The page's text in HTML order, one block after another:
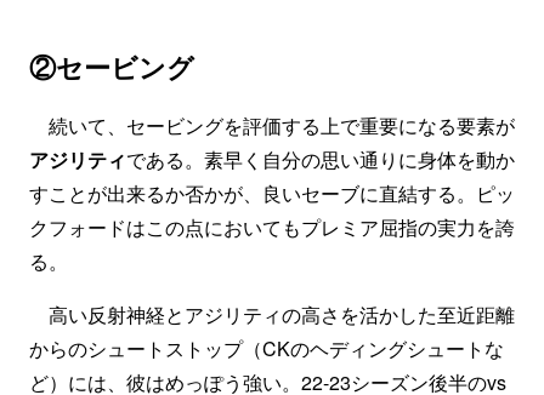
②セービング
続いて、セービングを評価する上で重要になる要素が
アジリティである。素早く自分の思い通りに身体を動か
すことが出来るか否かが、良いセーブに直結する。ピッ
クフォードはこの点においてもプレミア屈指の実力を誇
る。
高い反射神経とアジリティの高さを活かした至近距離
からのシュートストップ（CKのヘディングシュートな
ど）には、彼はめっぽう強い。22-23シーズン後半のvs